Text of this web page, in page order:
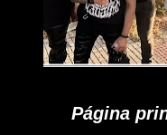
Página